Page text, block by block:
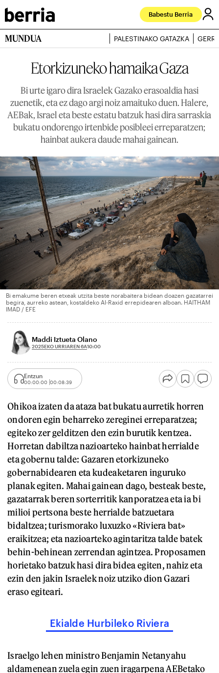
Babestu Berria
MUNDUA PALESTINAKO GATAZKA
Etorkizuneko hamaika Gaza
Bi urte igaro dira Israelek Gazako erasoaldia hasi
zuenetik, eta ez dago argi noiz amaituko duen. Halere,
AEBak, Israel eta beste estatu batzuk hasi dira sarraskia
bukatu ondorengo irtenbide posibleei erreparatzen;
hainbat aukera daude mahai gainean.
Bi emakume beren etxeak utzita beste norabaitera bidean doazen gazatarrei
begira, aurreko astean, kostaldeko Al-Raxid errepidearen alboan. HAITHAM
IMAD / EFE
Maddi Iztueta Olano
2025EKO URRIAREN 6A10:00
Entzun
00:00:00 00:08:39
Ohikoa izaten da ataza bat bukatu aurretik horren
ondoren egin beharreko zereginei erreparatzea;
egiteko zer gelditzen den ezin burutik kentzea.
Horretan dabiltza nazioarteko hainbat herrialde
eta gobernu talde: Gazaren etorkizuneko
gobernabidearen eta kudeaketaren inguruko
planak egiten. Mahai gainean dago, besteak beste,
gazatarrak beren sorterritik kanporatzea eta ia bi
milioi pertsona beste herrialde batzuetara
bidaltzea; turismorako luxuzko «Riviera bat»
eraikitzea; eta nazioarteko agintaritza talde batek
behin-behinean zerrendan agintzea. Proposamen
horietako batzuk hasi dira bidea egiten, nahiz eta
ezin den jakin Israelek noiz utziko dion Gazari
eraso egiteari.
Ekialde Hurbileko Riviera
Israelgo lehen ministro Benjamin Netanyahu
aldamenean zuela egin zuen iragarpena AEBetako